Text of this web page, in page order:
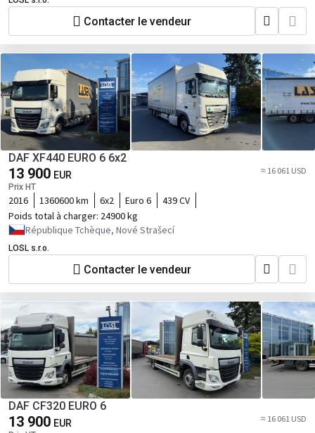
Contacter le vendeur
DAF XF440 EURO 6 6x2
13 900 EUR
Prix HT
≈ 16 061 USD
2016 1360600 km 6x2 Euro 6
439 CV
Poids total à charger: 24900 kg
République Tchèque, Nové Strašecí
LOSL s.r.o.
Contacter le vendeur
DAF CF320 EURO 6
13 900 EUR ≈ 16 061 USD